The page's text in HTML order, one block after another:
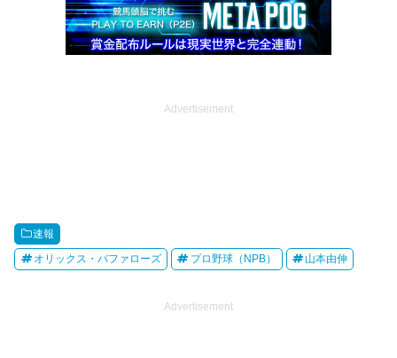
Advertisement
速報
オリックス・バファローズ プロ野球（NPB） 山本由伸
Advertisement